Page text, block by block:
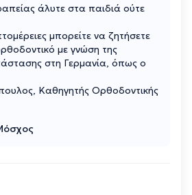
άλυτε στα παιδιά ούτε
μπορείτε να ζητήσετε
με γνώση της
στη Γερμανία, όπως ο
Καθηγητής Ορθοδοντικής